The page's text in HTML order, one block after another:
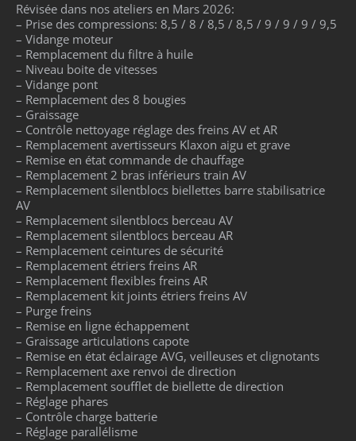
Révisée dans nos ateliers en Mars 2026:
– Prise des compressions: 8,5 / 8 / 8,5 / 8,5 / 9 / 9 / 9 / 9,5
– Vidange moteur
– Remplacement du filtre à huile
– Niveau boite de vitesses
– Vidange pont
– Remplacement des 8 bougies
– Graissage
– Contrôle nettoyage réglage des freins AV et AR
– Remplacement avertisseurs Klaxon aigu et grave
– Remise en état commande de chauffage
– Remplacement 2 bras inférieurs train AV
– Remplacement silentblocs biellettes barre stabilisatrice
AV
– Remplacement silentblocs berceau AV
– Remplacement silentblocs berceau AR
– Remplacement ceintures de sécurité
– Remplacement étriers freins AR
– Remplacement flexibles freins AR
– Remplacement kit joints étriers freins AV
– Purge freins
– Remise en ligne échappement
– Graissage articulations capote
– Remise en état éclairage AVG, veilleuses et clignotants
– Remplacement axe renvoi de direction
– Remplacement soufflet de biellette de direction
– Réglage phares
– Contrôle charge batterie
– Réglage parallélisme